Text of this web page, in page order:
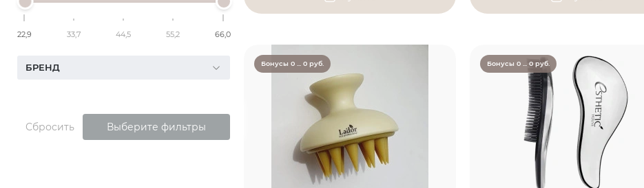
22,9 33,7 44,5 55,2 66,0
БРЕНД
Сбросить Выберите фильтры
Бонусы 0 ... 0 руб. Бонусы 0 ... 0 руб.